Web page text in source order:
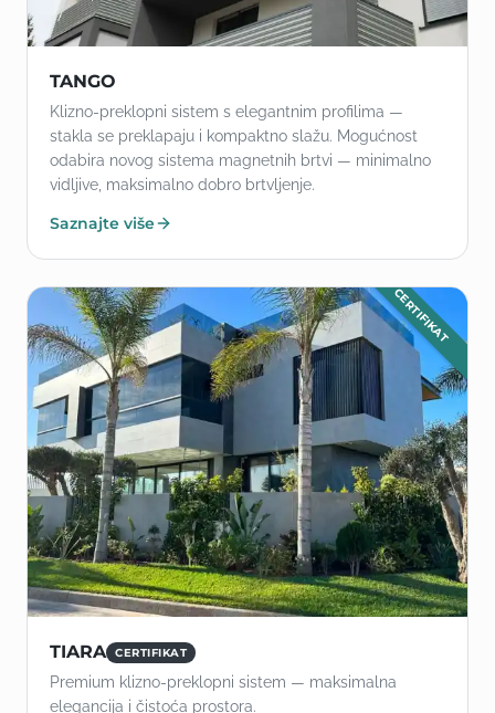
TANGO
Klizno-preklopni sistem s elegantnim profilima —
stakla se preklapaju i kompaktno slažu. Mogućnost
odabira novog sistema magnetnih brtvi — minimalno
vidljive, maksimalno dobro brtvljenje.
Saznajte više
CERTIFIKAT
TIARA CERTIFIKAT
Premium klizno-preklopni sistem — maksimalna
elegancija i čistoća prostora.